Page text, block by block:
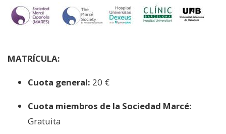
MATRÍCULA:
Cuota general: 20 €
Cuota miembros de la Sociedad Marcé:
Gratuita